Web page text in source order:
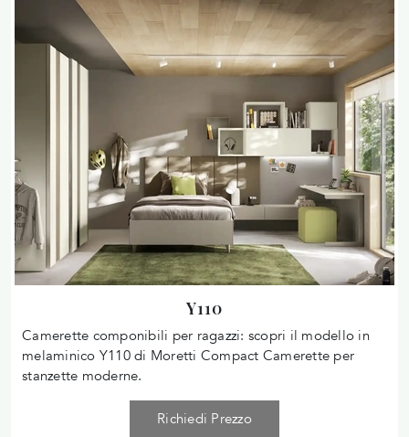
Y110
Camerette componibili per ragazzi: scopri il modello in
melaminico Y110 di Moretti Compact Camerette per
stanzette moderne.
Richiedi Prezzo